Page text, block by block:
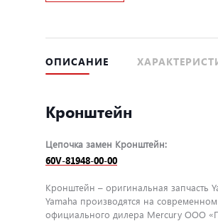
ОПИСАНИЕ
Кронштейн
Цепочка замен Кронштейн:
60V-81948-00-00
Кронштейн – оригинальная запчасть
Yamaha производятся на
официального дилера Mercury ООО